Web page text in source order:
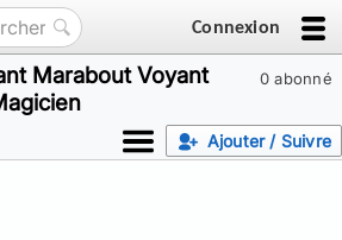
Connexion
0 abonné
Marabout Voyant
Ajouter / Suivre